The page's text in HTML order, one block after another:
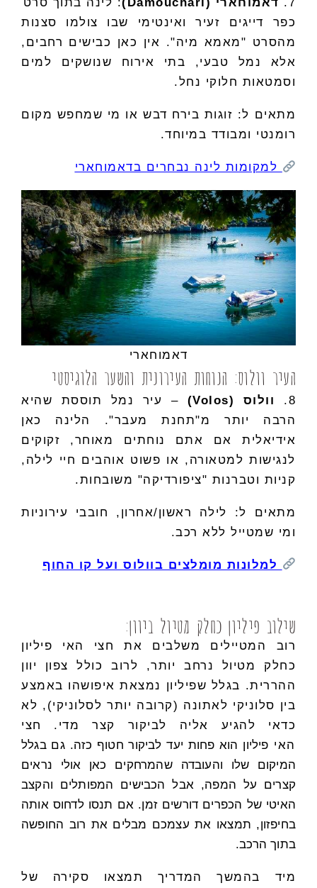
כפר דייגים זעיר ואינטימי שבו צולמו סצנות
מהסרט "מאמא מיה". אין כאן כבישים רחבים,
אלא נמל טבעי, בתי אירוח שנושקים למים
וסמטאות חלוקי נחל.
מתאים ל: זוגות בירח דבש או מי שמחפש מקום
רומנטי ומבודד במיוחד.
למקומות לינה נבחרים בדאמוחארי
דאמוחארי
העיר וולוס: הנוחות העירונית והשער הלוגיסטי
8. וולוס (Volos)
– עיר נמל תוססת שהיא
הרבה יותר מ"תחנת מעבר". הלינה כאן
אידיאלית אם אתם נוחתים מאוחר, זקוקים
לנגישות למטאורה, או פשוט אוהבים חיי לילה,
קניות וטברנות "ציפורדיקה" משובחות.
מתאים ל: לילה ראשון/אחרון, חובבי עירוניות
ומי שמטייל ללא רכב.
למלונות מומלצים בוולוס ועל קו החוף
שילוב פיליון כחלק מטיול ביוון:
רוב המטיילים משלבים את חצי האי פיליון
כחלק מטיול נרחב יותר, לרוב כולל צפון יוון
ההררית. בגלל שפיליון נמצאת איפושהו באמצע
בין סלוניקי לאתונה (קרובה יותר לסלוניקי), לא
כדאי להגיע אליה לביקור קצר מדי. חצי
האי פיליון הוא פחות יעד לביקור חטוף כזה. גם בגלל
המיקום שלו והעובדה שהמרחקים כאן אולי נראים
קצרים על המפה, אבל הכבישים המפותלים והקצב
האיטי של הכפרים דורשים זמן. אם תנסו לדחוס אותה
בחיפזון, תמצאו את עצמכם מבלים את רוב החופשה
בתוך הרכב.
מיד בהמשך המדריך תמצאו סקירה של